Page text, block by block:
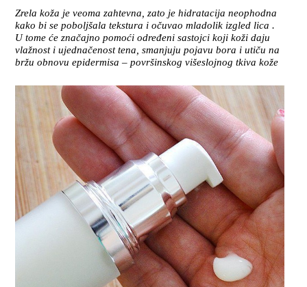
Zrela koža je veoma zahtevna, zato je hidratacija neophodna
kako bi se poboljšala tekstura i očuvao mladolik izgled lica .
U tome će značajno pomoći određeni sastojci koji koži daju
vlažnost i ujednačenost tena, smanjuju pojavu bora i utiču na
bržu obnovu epidermisa – površinskog višeslojnog tkiva kože